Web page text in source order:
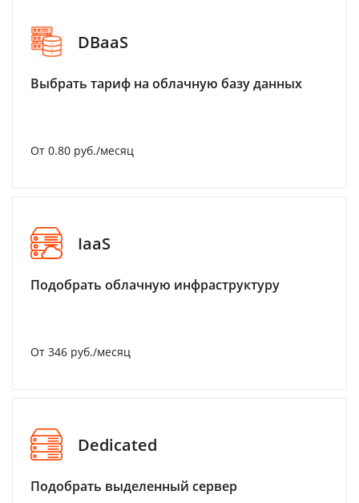
DBaaS
Выбрать тариф на облачную базу данных
От 0.80 руб./месяц
IaaS
Подобрать облачную инфраструктуру
От 346 руб./месяц
Dedicated
Подобрать выделенный сервер